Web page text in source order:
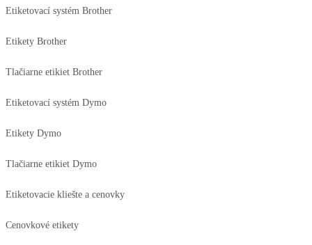
Etiketovací systém Brother
Etikety Brother
Tlačiarne etikiet Brother
Etiketovací systém Dymo
Etikety Dymo
Tlačiarne etikiet Dymo
Etiketovacie kliešte a cenovky
Cenovkové etikety